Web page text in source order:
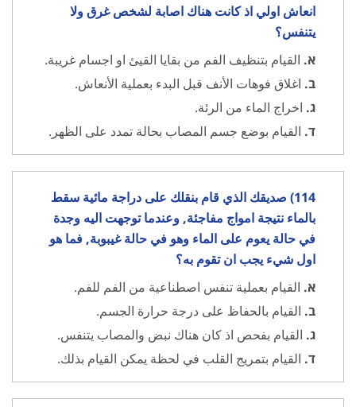
انعاش اولي اذ كانت هناك اصابة لشخص غرق ولا
يتنفس؟
א. القيام بتنظيف الفم من بقايا القيئ او اجسام غريبة.
ב. اغلاق فوهات الأنف قبل البدء بعملية الأنعاش.
ג. اخراج الماء من الرئة.
ד. القيام بوضع جسم المصاب بحالة تمدد على الظهر.
114) صديقك الذي قام بنقلك على دراجة مائية سقط
بالماء نتيجة امواج مفاجئة, وعندما توجهت اليه وجدة
في حالة يعوم على الماء وهو في حالة غيبوبة, فما هو
اول شيء يجب ان تقوم به؟
א. القيام بعملية تنفس اصطناعية من الفم للفم.
ב. القيام بالحفاظ على درجة حرارة الجسم.
ג. القيام بفحص اذ كان هناك نبض والمصاب يتنفس.
ד. القيام بتمريج القلب في لحظة يمكن القيام بذلك.